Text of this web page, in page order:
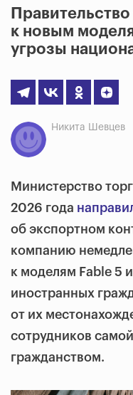
к новым
угрозы
Никита Шевцев
Министерство
2026 года
об экспортном
компанию
к моделям Fable 5
иностранных
от их
сотрудников
гражданством.